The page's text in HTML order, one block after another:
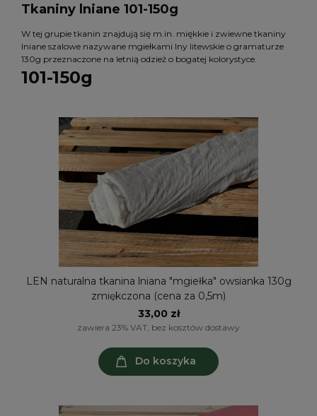
Tkaniny lniane 101-150g
W tej grupie tkanin znajdują się m.in. miękkie i zwiewne tkaniny
lniane szalowe nazywane mgiełkami lny litewskie o gramaturze
130g przeznaczone na letnią odzież o bogatej kolorystyce.
101-150g
LEN naturalna tkanina lniana "mgiełka" owsianka 130g
zmiękczona (cena za 0,5m)
33,00 zł
zawiera 23% VAT, bez kosztów dostawy
Do koszyka